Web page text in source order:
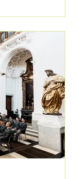
2026.
via e-mail, tr